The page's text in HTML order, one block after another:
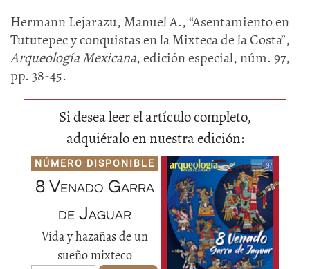
Hermann Lejarazu, Manuel A., “Asentamiento en
Tututepec y conquistas en la Mixteca de la Costa”,
Arqueología Mexicana, edición especial, núm. 97,
pp. 38-45.
Si desea leer el artículo completo,
adquiéralo en nuestra edición:
NÚMERO DISPONIBLE
8 Venado Garra
de Jaguar
Vida y hazañas de un
sueño mixteco